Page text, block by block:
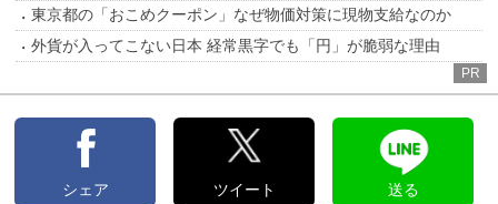
東京都の「おこめクーポン」なぜ物価対策に現物支給なのか
外貨が入ってこない日本 経常黒字でも「円」が脆弱な理由
PR
シェア ツイート 送る